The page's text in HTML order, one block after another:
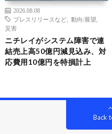
2026.08.08
プレスリリースなど
動向/展望
災害
ニチレイがシステム障害で連
結売上高50億円減見込み、対
応費用10億円を特損計上
Back